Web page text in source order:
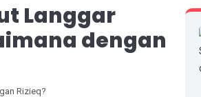
Langgar
dengan
Rizieq?